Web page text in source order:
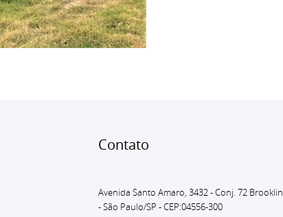
Contato
Avenida Santo Amaro, 3432 - Conj. 72 Brooklin
- São Paulo/SP - CEP:04556-300